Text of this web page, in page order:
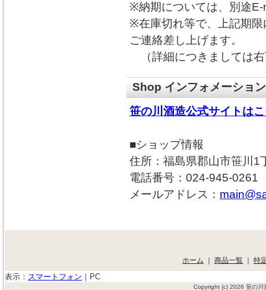
※納期については、別途
※在庫切れ等で、上記期
ご連絡差し上げます。
（詳細につきましては
Shop インフォメーション
笹の川酒造公式サイトは
■ショップ情報
住所：福島県郡山市笹川1
電話番号：024-945-0261
メールアドレス：
ホーム ｜ 商品一覧 ｜ 特
表示： スマートフォン ｜ PC
Copyright (c) 2026 笹の